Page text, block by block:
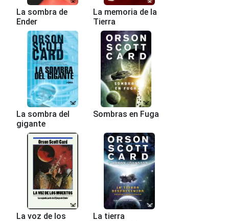
La sombra de
Ender
La memoria de la
Tierra
La sombra del
gigante
Sombras en Fuga
La voz de los
La tierra